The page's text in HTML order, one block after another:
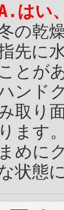
はい
の乾
先に
ことが
ンド
取り
ります
まめに
状態